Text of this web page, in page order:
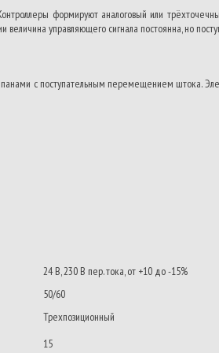
формируют аналоговый или
управляющего сигнала постоянна, но
с поступательным перемещением штока.
24 В, 230 В пер. тока, от +10 до -15%
50/60
Трехпозиционный
15